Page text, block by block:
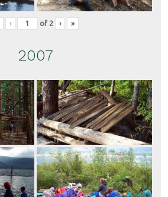
‹ of 2 › »
2007